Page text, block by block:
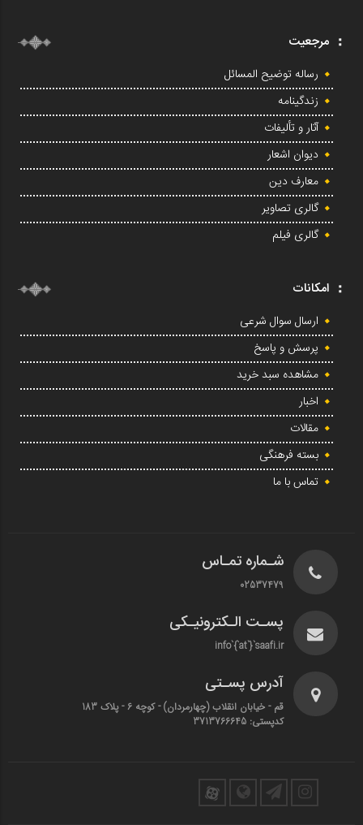
مرجعیت
رساله توضیح المسائل
زندگینامه
آثار و تألیفات
دیوان اشعار
معارف دین
گالری تصاویر
گالری فیلم
امکانات
ارسال سوال شرعی
پرسش و پاسخ
مشاهده سبد خرید
اخبار
مقالات
بسته فرهنگی
تماس با ما
شـماره تمـاس
02537479
پسـت الـکترونیـکی
info`{`at`}`saafi.ir
آدرس پسـتی
قم - خیابان انقلاب (چهارمردان)‌ - کوچه 6 - پلاک 183
کدپستی: 3713766645